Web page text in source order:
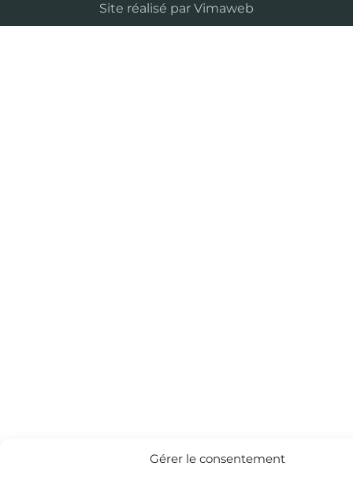
Gérer le consentement
Site réalisé par Vimaweb